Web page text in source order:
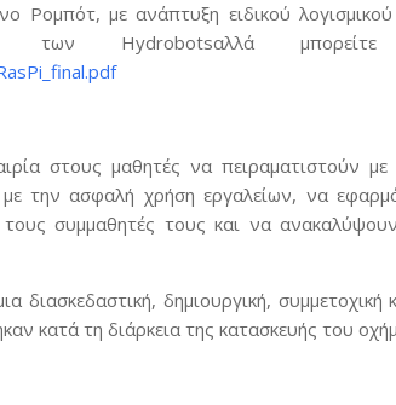
Ρομπότ, με ανάπτυξη ειδικού
των Hydrobotsαλλά
στους μαθητές να πειραματιστούν με
την ασφαλή χρήση εργαλείων, να
συμμαθητές τους και να
δημιουργική, συμμετοχική
κατά τη διάρκεια της κατασκευής του